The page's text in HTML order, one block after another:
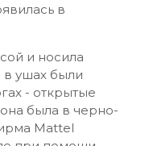
в
и носила
в ушах были
- открытые
была в черно-
Mattel